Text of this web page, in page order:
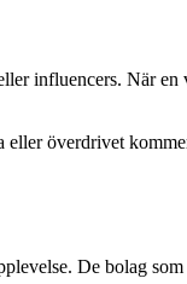
influencers. När
överdrivet
De bolag